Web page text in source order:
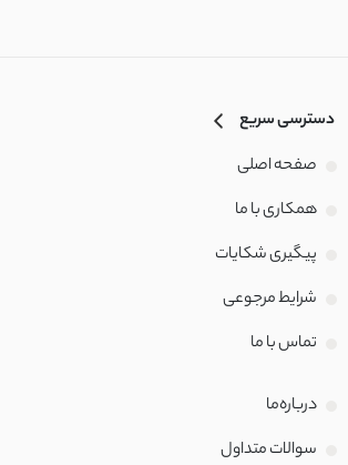
دسترسی سریع
صفحه اصلی
همکاری با ما
پیگیری شکایات
شرایط مرجوعی
تماس با‌ ما
درباره‌ما
سوالات متداول